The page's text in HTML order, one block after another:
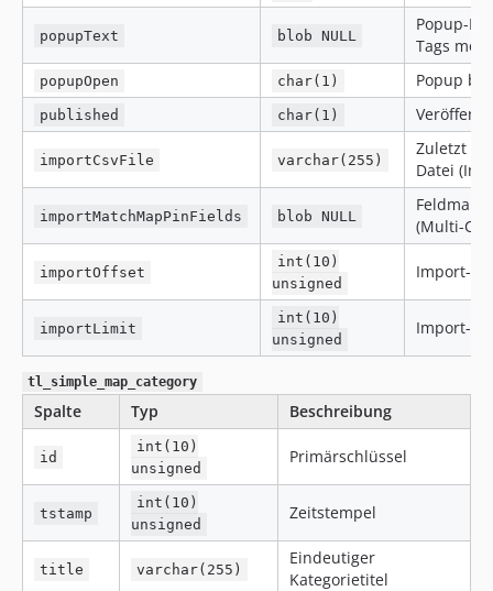
popupText blob NULL
Popup-
Tags
popupOpen char(1) Popup
published char(1)
importCsvFile varchar(255)
Zuletzt
Datei
importMatchMapPinFields blob NULL
(Multi-
importOffset
int(10)
unsigned
Import-
importLimit
int(10)
unsigned
Import-
tl_simple_map_category
Spalte Typ Beschreibung
id
int(10)
unsigned
Primärschlüssel
tstamp
int(10)
unsigned
Zeitstempel
title varchar(255)
Eindeutiger
Kategorietitel